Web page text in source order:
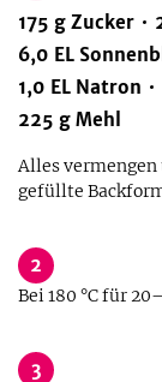
175 g Zucker
6,0 EL
1,0 EL Natron
225 g Mehl
Alles vermengen
gefüllte
2
Bei 180 °C für
3